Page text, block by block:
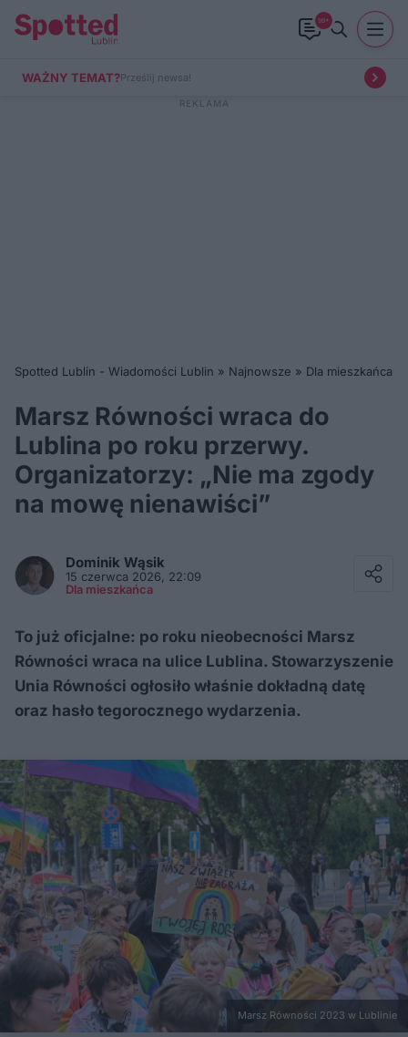
99+
WAŻNY TEMAT?Prześlij newsa!
Spotted Lublin - Wiadomości Lublin » Najnowsze » Dla mieszkańca
Marsz Równości wraca do
Lublina po roku przerwy.
Organizatorzy: „Nie ma zgody
na mowę nienawiści”
Dominik Wąsik
15 czerwca 2026, 22:09
Dla mieszkańca
To już oficjalne: po roku nieobecności Marsz
Równości wraca na ulice Lublina. Stowarzyszenie
Unia Równości ogłosiło właśnie dokładną datę
oraz hasło tegorocznego wydarzenia.
Marsz Równości 2023 w Lublinie